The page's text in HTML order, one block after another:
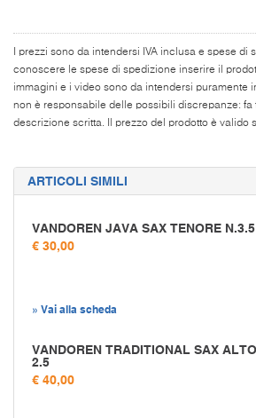
I prezzi sono da intendersi IVA inclusa e spese di
conoscere le spese di spedizione inserire il
immagini e i video sono da intendersi puramente
non è responsabile delle possibili discrepanze: fa
descrizione scritta. Il prezzo del prodotto è valido
ARTICOLI SIMILI
VANDOREN JAVA SAX TENORE N.3.5
€ 30,00
» Vai alla scheda
VANDOREN TRADITIONAL SAX
2.5
€ 40,00